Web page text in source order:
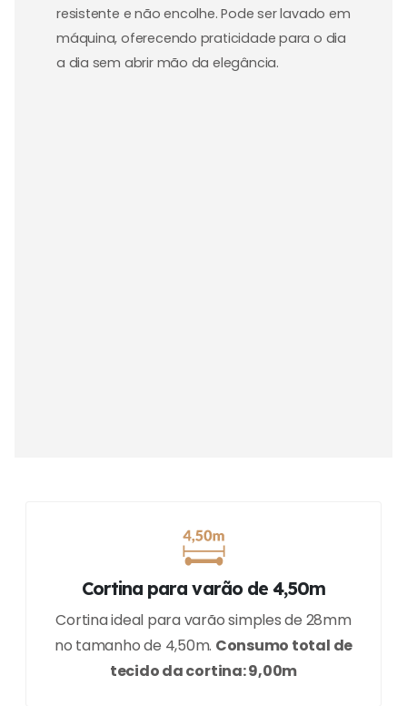
resistente e não encolhe. Pode ser lavado em
máquina, oferecendo praticidade para o dia
a dia sem abrir mão da elegância.
Cortina para varão de 4,50m
Cortina ideal para varão simples de 28mm
no tamanho de 4,50m. Consumo total de
tecido da cortina: 9,00m